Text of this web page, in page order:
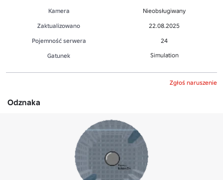
Kamera
Nieobsługiwany
Zaktualizowano
22.08.2025
Pojemność serwera
24
Gatunek
Simulation
Zgłoś naruszenie
Odznaka